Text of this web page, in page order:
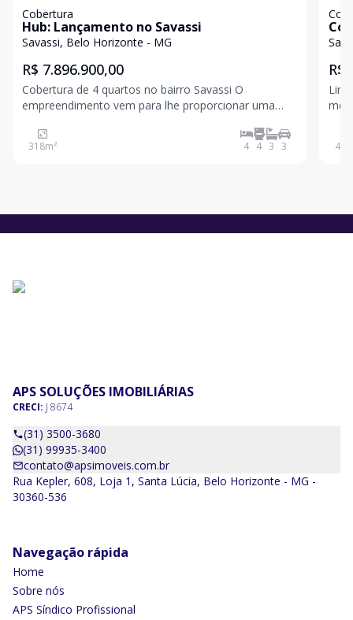
Cobertura
Hub: Lançamento no Savassi
Savassi, Belo Horizonte - MG
R$ 7.896.900,00
Cobertura de 4 quartos no bairro Savassi O
empreendimento vem para lhe proporcionar uma
BH tem para oferecer. Um projeto com 7 opções de
plantas inteligentes e espaçosas, de 3 e 4 quartos,
318m² 4 4 3 3
R$
melhor
409
APS SOLUÇÕES IMOBILIÁRIAS
CRECI: J 8674
(31) 3500-3680
(31) 99935-3400
contato@apsimoveis.com.br
Rua Kepler, 608, Loja 1, Santa Lúcia, Belo Horizonte - MG -
30360-536
Navegação rápida
Home
Sobre nós
APS Síndico Profissional